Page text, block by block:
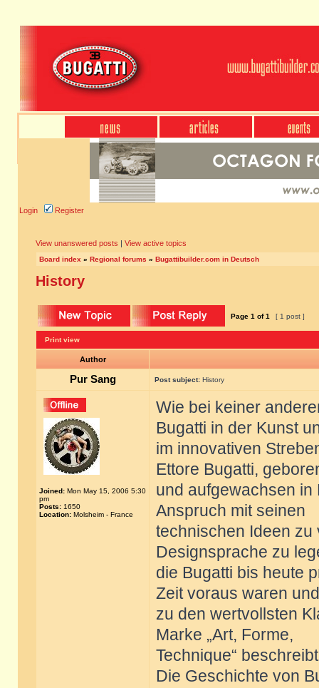
Login Register
View unanswered posts | View active topics
Board index » Regional forums » Bugattibuilder.com in Deutsch
History
Page 1 of1 [ 1 post ]
Print view
Author
Pur Sang Post subject: History
Joined: Mon May 15, 2006 5:30
pm
Posts: 1650
Location: Molsheim - France
Wie bei keiner
Bugatti in der Kunst
im innovativen
Ettore Bugatti,
und aufgewachsen
Anspruch mit seinen
technischen Ideen
Designsprache zu
die Bugatti bis heute
Zeit voraus waren
zu den wertvollsten
Marke „Art, Forme,
Technique“
Die Geschichte von